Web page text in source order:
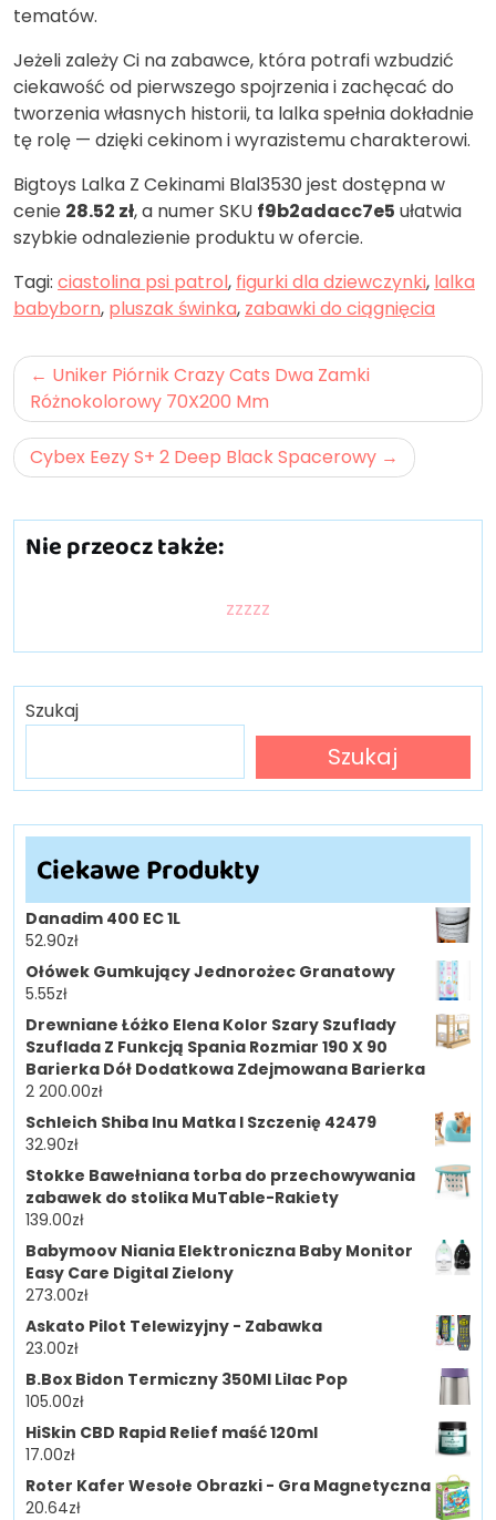
tematów.
Jeżeli zależy Ci na zabawce, która potrafi wzbudzić
ciekawość od pierwszego spojrzenia i zachęcać do
tworzenia własnych historii, ta lalka spełnia dokładnie
tę rolę — dzięki cekinom i wyrazistemu charakterowi.
Bigtoys Lalka Z Cekinami Blal3530 jest dostępna w
cenie 28.52 zł, a numer SKU f9b2adacc7e5 ułatwia
szybkie odnalezienie produktu w ofercie.
Tagi: ciastolina psi patrol, figurki dla dziewczynki, lalka
babyborn, pluszak świnka, zabawki do ciągnięcia
Nawigacja
wpisu
Uniker Piórnik Crazy Cats Dwa Zamki
Różnokolorowy 70X200 Mm
Cybex Eezy S+ 2 Deep Black Spacerowy
Nie przeocz także:
zzzzz
Szukaj
Szukaj
Ciekawe Produkty
Danadim 400 EC 1L
52.90zł
Ołówek Gumkujący Jednorożec Granatowy
5.55zł
Drewniane Łóżko Elena Kolor Szary Szuflady
Szuflada Z Funkcją Spania Rozmiar 190 X 90
Barierka Dół Dodatkowa Zdejmowana Barierka
2 200.00zł
Schleich Shiba Inu Matka I Szczenię 42479
32.90zł
Stokke Bawełniana torba do przechowywania
zabawek do stolika MuTable-Rakiety
139.00zł
Babymoov Niania Elektroniczna Baby Monitor
Easy Care Digital Zielony
273.00zł
Askato Pilot Telewizyjny - Zabawka
23.00zł
B.Box Bidon Termiczny 350Ml Lilac Pop
105.00zł
HiSkin CBD Rapid Relief maść 120ml
17.00zł
Roter Kafer Wesołe Obrazki - Gra Magnetyczna
20.64zł